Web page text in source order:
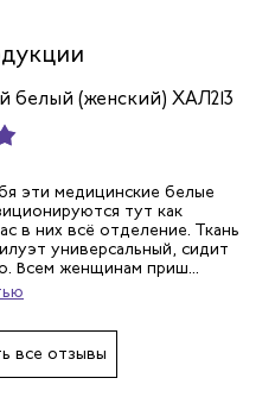
белый (женский) ХАЛ213
эти медицинские белые
тут как
в них всё отделение. Ткань
универсальный, сидит
Всем женщинам приш...
все отзывы